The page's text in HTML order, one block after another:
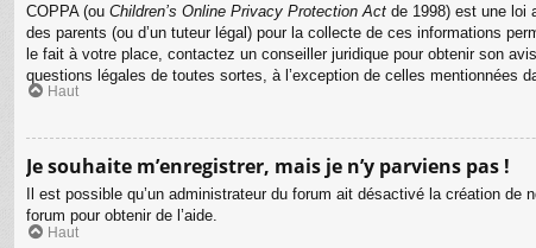
COPPA (ou Children’s Online Privacy Protection Act de 1998) est une loi
des parents (ou d’un tuteur légal) pour la collecte de ces informations
le fait à votre place, contactez un conseiller juridique pour obtenir son
questions légales de toutes sortes, à l’exception de celles mentionnées
Haut
Je souhaite m’enregistrer, mais je n’y parviens pas !
Il est possible qu’un administrateur du forum ait désactivé la création
forum pour obtenir de l’aide.
Haut